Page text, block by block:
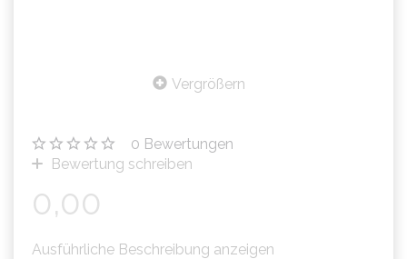
Vergrößern
0 Bewertungen
Bewertung schreiben
0,00
Ausführliche Beschreibung anzeigen